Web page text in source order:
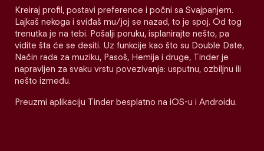
Kreiraj profil, postavi preference i počni sa Svajpanjem.
Lajkaš nekoga i sviđaš mu/joj se nazad, to je spoj. Od tog
trenutka je na tebi. Pošalji poruku, isplanirajte nešto, pa
vidite šta će se desiti. Uz funkcije kao što su Double Date,
Način rada za muziku, Pasoš, Hemija i druge, Tinder je
napravljen za svaku vrstu povezivanja: usputnu, ozbiljnu ili
nešto između.
Preuzmi aplikaciju Tinder besplatno na iOS-u i Androidu.